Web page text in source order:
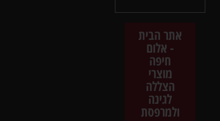
אתר הבית
- אלום
חיפה
מוצרי
הצללה
לגינה
ולמרפסת